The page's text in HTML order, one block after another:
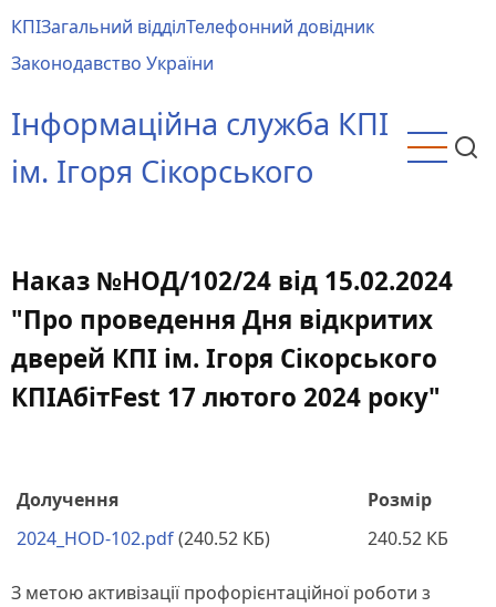
до
основного
КПІЗагальний відділТелефонний довідник
Законодавство України
Інформаційна служба КПІ
ім. Ігоря Сікорського
Наказ №НОД/102/24 від 15.02.2024
"Про проведення Дня відкритих
дверей КПІ ім. Ігоря Сікорського
КПІАбітFest 17 лютого 2024 року"
Долучення
Розмір
2024_HOD-102.pdf(240.52 КБ) 240.52 КБ
З метою активізації профорієнтаційної роботи з